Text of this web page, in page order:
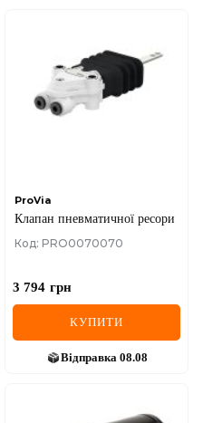
ProVia
Клапан пневматичної ресори
Код: PRO0070070
3 794 грн
КУПИТИ
Відправка 08.08